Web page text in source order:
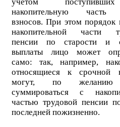
учетом
накопительную часть
взносов. При этом порядок
накопительной части
пенсии по старости и
выплаты лицо может
само: так, например,
относящиеся к срочной
могут, по желанию
суммироваться с
частью трудовой пенсии
последней пожизненно.